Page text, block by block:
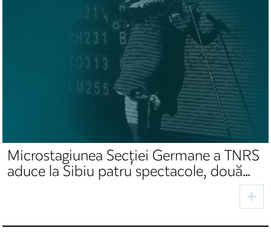
Microstagiunea Secției Germane a TNRS
aduce la Sibiu patru spectacole, două
premiere și invitați din domeniul cultural